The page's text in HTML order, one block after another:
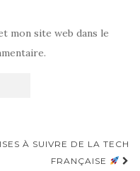
mon site web dans le
À SUIVRE DE LA TECH
FRANÇAISE